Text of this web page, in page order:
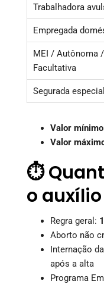
Trabalhadora
Empregada
MEI / Autônoma /
Facultativa
Segurada especial
Valor
Valor
⏱️
o
Regra geral:
Aborto não
Internação
após a alta
Programa